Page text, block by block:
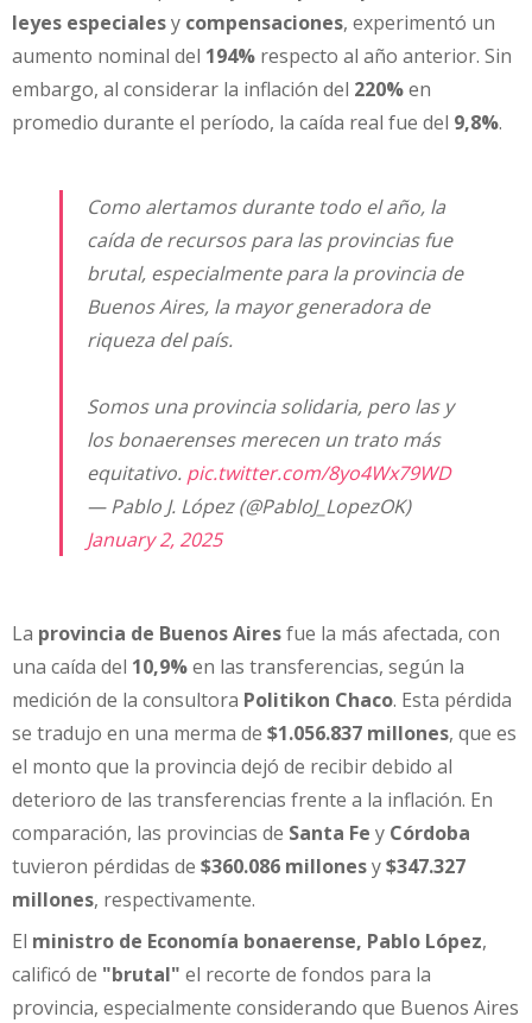
leyes especialesy compensaciones, experimentó un
aumento nominal del 194% respecto al año anterior. Sin
embargo, al considerar la inflación del 220%en
promedio durante el período, la caída real fue del 9,8%.
Como alertamos durante todo el año, la
caída de recursos para las provincias fue
brutal, especialmente para la provincia de
Buenos Aires, la mayor generadora de
riqueza del país.
Somos una provincia solidaria, pero las y
los bonaerenses merecen un trato más
equitativo. pic.twitter.com/8yo4Wx79WD
— Pablo J. López (@PabloJ_LopezOK)
January 2, 2025
La provincia de Buenos Airesfue la más afectada, con
una caída del 10,9%en las transferencias, según la
medición de la consultora Politikon Chaco. Esta pérdida
se tradujo en una merma de $1.056.837 millones, que es
el monto que la provincia dejó de recibir debido al
deterioro de las transferencias frente a la inflación. En
comparación, las provincias de Santa Fe y Córdoba
tuvieron pérdidas de $360.086 millonesy$347.327
millones, respectivamente.
El ministro de Economía bonaerense, Pablo López,
calificó de "brutal" el recorte de fondos para la
provincia, especialmente considerando que Buenos Aires